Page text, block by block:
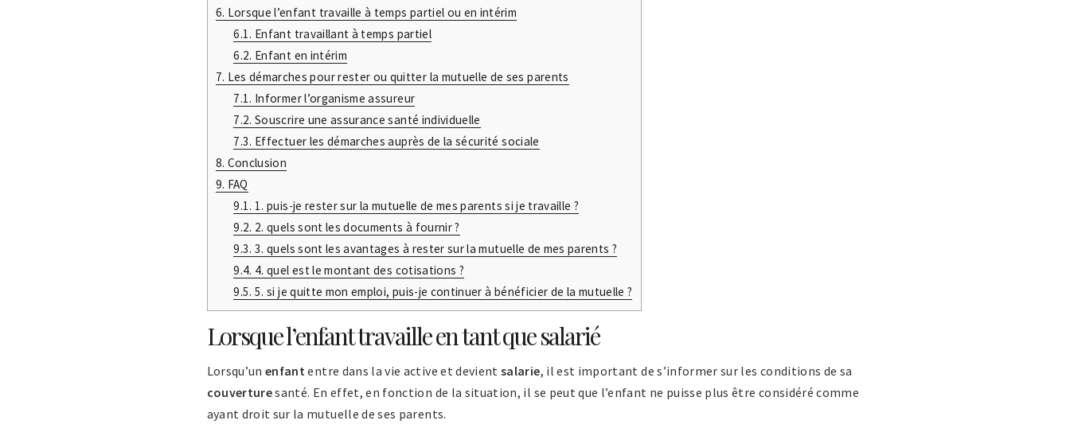
6. Lorsque l’enfant travaille à temps partiel ou en intérim
6.1. Enfant travaillant à temps partiel
6.2. Enfant en intérim
7. Les démarches pour rester ou quitter la mutuelle de ses parents
7.1. Informer l’organisme assureur
7.2. Souscrire une assurance santé individuelle
7.3. Effectuer les démarches auprès de la sécurité sociale
8. Conclusion
9. FAQ
9.1. 1. puis-je rester sur la mutuelle de mes parents si je travaille ?
9.2. 2. quels sont les documents à fournir ?
9.3. 3. quels sont les avantages à rester sur la mutuelle de mes parents ?
9.4. 4. quel est le montant des cotisations ?
9.5. 5. si je quitte mon emploi, puis-je continuer à bénéficier de la mutuelle ?
Lorsque l’enfant travaille en tant que salarié
Lorsqu’un enfant entre dans la vie active et devientsalarie, il est important de s’informer sur les conditions de sa
couverturesanté. En effet, en fonction de la situation, il se peut que l’enfant ne puisse plus être considéré comme
ayant droit sur la mutuelle de ses parents.